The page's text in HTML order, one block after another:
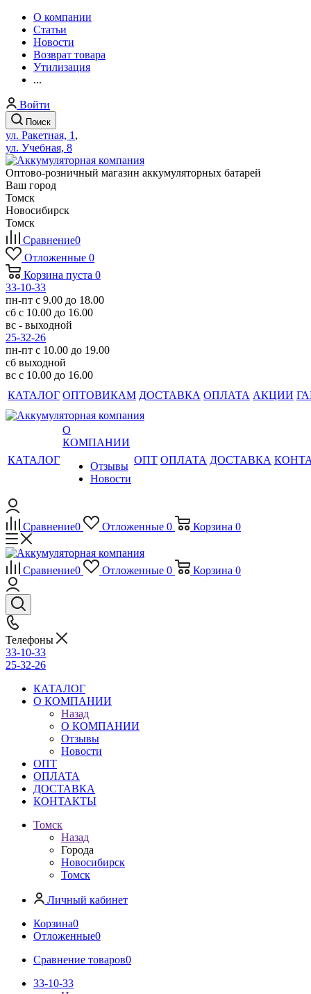
О компании
Статьи
Новости
Возврат товара
Утилизация
...
Войти
Поиск
ул. Ракетная, 1 ,
ул. Учебная, 8
Оптово-розничный магазин аккумуляторных батарей
Ваш город
Томск
Новосибирск
Томск
Сравнение0
Отложенные 0
Корзина пуста 0
33-10-33
пн-пт с 9.00 до 18.00
сб с 10.00 до 16.00
вс - выходной
25-32-26
пн-пт с 10.00 до 19.00
сб выходной
вс с 10.00 до 16.00
КАТАЛОГ ОПТОВИКАМ ДОСТАВКА ОПЛАТА АКЦИИ
КАТАЛОГ
О
КОМПАНИИ
Отзывы
Новости
ОПТ ОПЛАТА ДОСТАВКА
Сравнение0 Отложенные 0 Корзина 0
Сравнение0 Отложенные 0 Корзина 0
Телефоны
33-10-33
25-32-26
КАТАЛОГ
О КОМПАНИИ
Назад
О КОМПАНИИ
Отзывы
Новости
ОПТ
ОПЛАТА
ДОСТАВКА
КОНТАКТЫ
Томск
Назад
Города
Новосибирск
Томск
Личный кабинет
Корзина0
Отложенные0
Сравнение товаров0
33-10-33